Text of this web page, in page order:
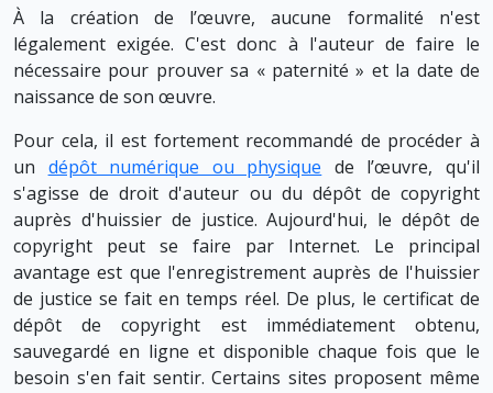
À la création de l’œuvre, aucune formalité n'est
légalement exigée. C'est donc à l'auteur de faire le
nécessaire pour prouver sa « paternité » et la date de
naissance de son œuvre.
Pour cela, il est fortement recommandé de procéder à
un dépôt numérique ou physique de l’œuvre, qu'il
s'agisse de droit d'auteur ou du dépôt de copyright
auprès d'huissier de justice. Aujourd'hui, le dépôt de
copyright peut se faire par Internet. Le principal
avantage est que l'enregistrement auprès de l'huissier
de justice se fait en temps réel. De plus, le certificat de
dépôt de copyright est immédiatement obtenu,
sauvegardé en ligne et disponible chaque fois que le
besoin s'en fait sentir. Certains sites proposent même